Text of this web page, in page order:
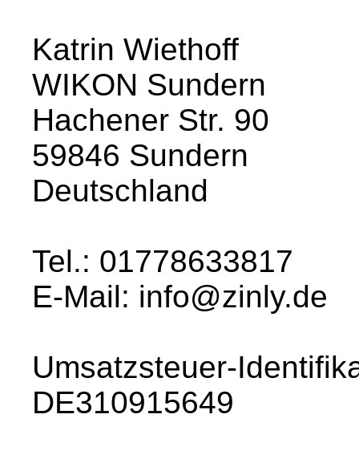
Katrin Wiethoff
WIKON Sundern
Hachener Str. 90
59846 Sundern
Deutschland
Tel.: 01778633817
E-Mail: info@zinly.de
Umsatzsteuer-
DE310915649